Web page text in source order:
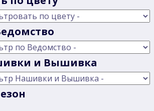
и Вышивка